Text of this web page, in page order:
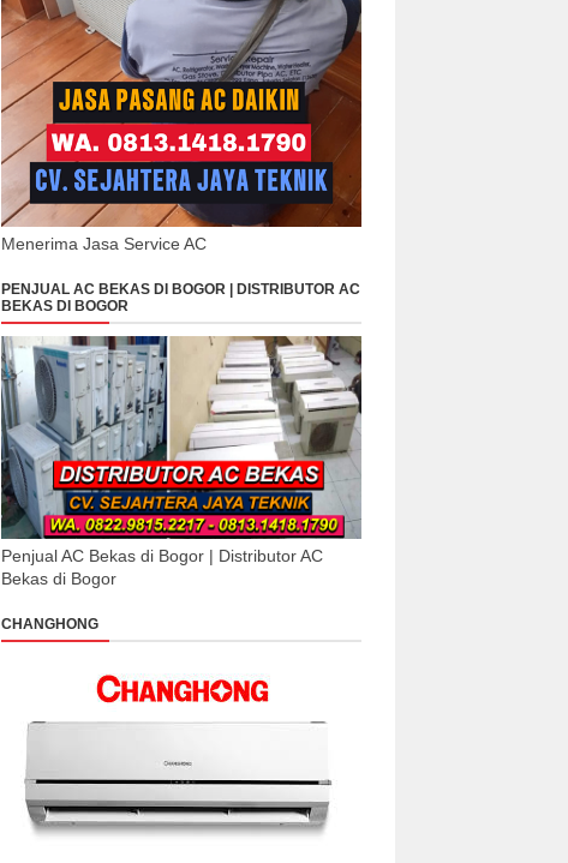
Menerima Jasa Service AC
PENJUAL AC BEKAS DI BOGOR | DISTRIBUTOR AC
BEKAS DI BOGOR
Penjual AC Bekas di Bogor | Distributor AC
Bekas di Bogor
CHANGHONG